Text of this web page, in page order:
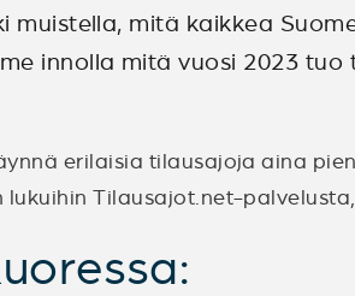
muistella, mitä kaikkea
innolla mitä vuosi 2023
erilaisia tilausajoja aina
Tilausajot.net-